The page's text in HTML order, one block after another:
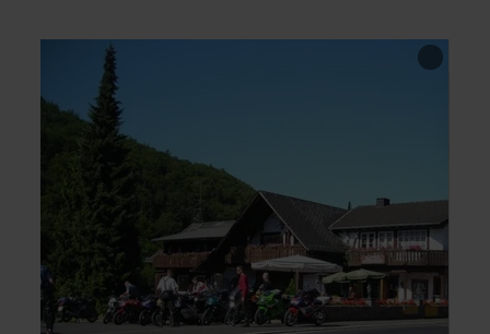
informatie
Hotel
Restaurant